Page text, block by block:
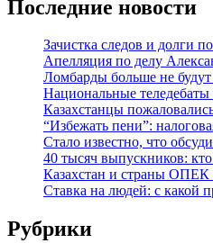
Последние новости
Зачистка следов и долги
Апелляция по делу
Ломбарды больше не будут
Национальные теледебаты
Казахстанцы
“Избежать пени”:
Стало известно, что
40 тысяч выпускников: кто
Казахстан и страны
Ставка на людей: с какой
Рубрики